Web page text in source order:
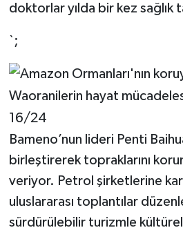
doktorlar yılda bir kez sağlık
`;
16/24
Bameno’nun lideri Penti
birleştirerek topraklarını
veriyor. Petrol şirketlerine
uluslararası toplantılar
sürdürülebilir turizmle